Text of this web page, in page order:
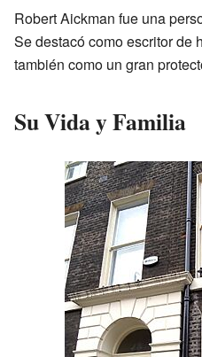
Robert Aickman fue una
Se destacó como escritor de
también como un gran
Su Vida y Familia